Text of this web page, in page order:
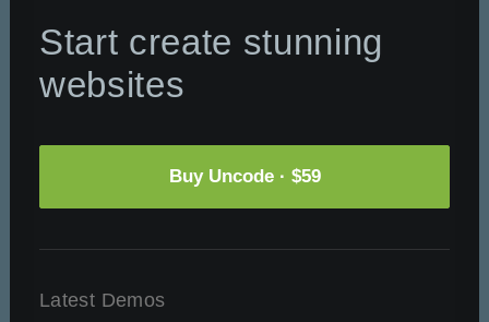
Start create stunning
websites
Buy Uncode · $59
Latest Demos